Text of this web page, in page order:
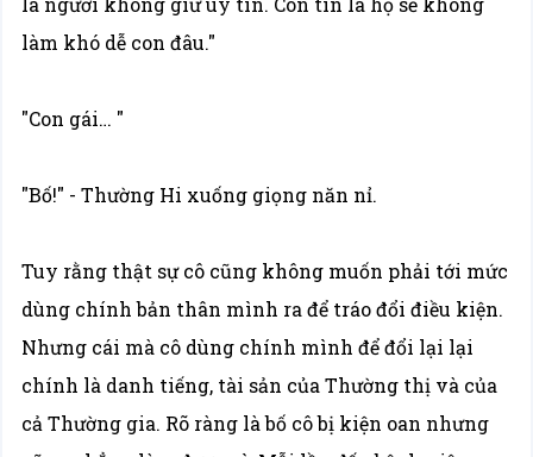
làm khó dễ con đâu."
"Con gái… "
"Bố!" - Thường Hi xuống giọng năn nỉ.
Tuy rằng thật sự cô cũng không muốn phải tới mức
dùng chính bản thân mình ra để tráo đổi điều kiện.
Nhưng cái mà cô dùng chính mình để đổi lại lại
chính là danh tiếng, tài sản của Thường thị và của
cả Thường gia. Rõ ràng là bố cô bị kiện oan nhưng